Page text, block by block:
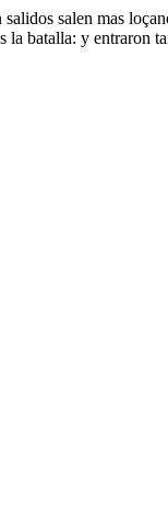
salen mas
la batalla: y entraron